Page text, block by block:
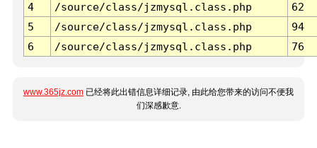
4
/source/class/jzmysql.class.php
62
5
/source/class/jzmysql.class.php
94
6
/source/class/jzmysql.class.php 76
www.365jz.com 已经将此出错信息详细记录, 由此给您带来的访问不便我
们深感歉意.